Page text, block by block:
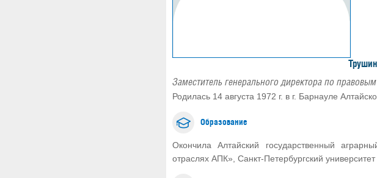
Заместитель генерального директора по
Родилась 14 августа 1972 г. в г. Барнауле
Образование
Окончила Алтайский государственный
отраслях АПК», Санкт-Петербургский